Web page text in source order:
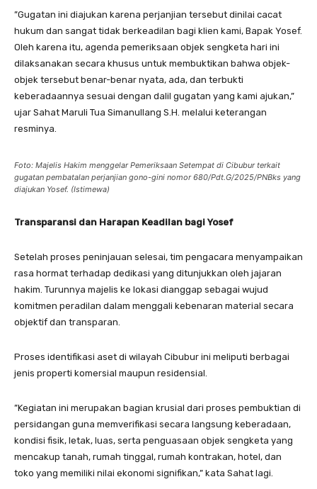
​”Gugatan ini diajukan karena perjanjian tersebut dinilai cacat
hukum dan sangat tidak berkeadilan bagi klien kami, Bapak Yosef.
Oleh karena itu, agenda pemeriksaan objek sengketa hari ini
dilaksanakan secara khusus untuk membuktikan bahwa objek-
objek tersebut benar-benar nyata, ada, dan terbukti
keberadaannya sesuai dengan dalil gugatan yang kami ajukan,”
ujar Sahat Maruli Tua Simanullang S.H. melalui keterangan
resminya.
Foto: Majelis Hakim menggelar Pemeriksaan Setempat di Cibubur terkait
gugatan pembatalan perjanjian gono-gini nomor 680/Pdt.G/2025/PNBks yang
diajukan Yosef. (Istimewa)
Transparansi dan Harapan Keadilan bagi Yosef
​Setelah proses peninjauan selesai, tim pengacara menyampaikan
rasa hormat terhadap dedikasi yang ditunjukkan oleh jajaran
hakim. Turunnya majelis ke lokasi dianggap sebagai wujud
komitmen peradilan dalam menggali kebenaran material secara
objektif dan transparan.
​Proses identifikasi aset di wilayah Cibubur ini meliputi berbagai
jenis properti komersial maupun residensial.
​”Kegiatan ini merupakan bagian krusial dari proses pembuktian di
persidangan guna memverifikasi secara langsung keberadaan,
kondisi fisik, letak, luas, serta penguasaan objek sengketa yang
mencakup tanah, rumah tinggal, rumah kontrakan, hotel, dan
toko yang memiliki nilai ekonomi signifikan,” kata Sahat lagi.